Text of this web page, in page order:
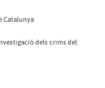
Catalunya
dels crims del